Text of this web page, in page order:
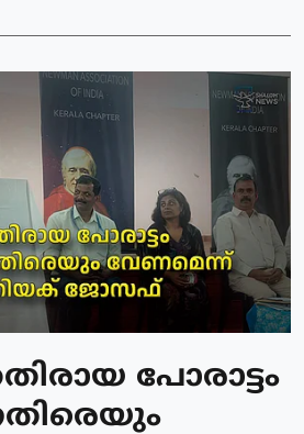
പോരാട്ടം